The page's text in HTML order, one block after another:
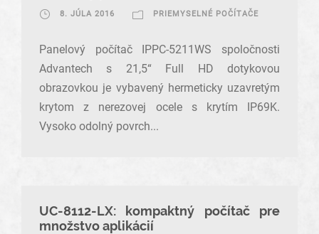
8. JÚLA 2016 PRIEMYSELNÉ POČÍTAČE
Panelový počítač IPPC-5211WS spoločnosti
Advantech s 21,5“ Full HD dotykovou
obrazovkou je vybavený hermeticky uzavretým
krytom z nerezovej ocele s krytím IP69K.
Vysoko odolný povrch...
UC-8112-LX: kompaktný počítač pre
množstvo aplikácií